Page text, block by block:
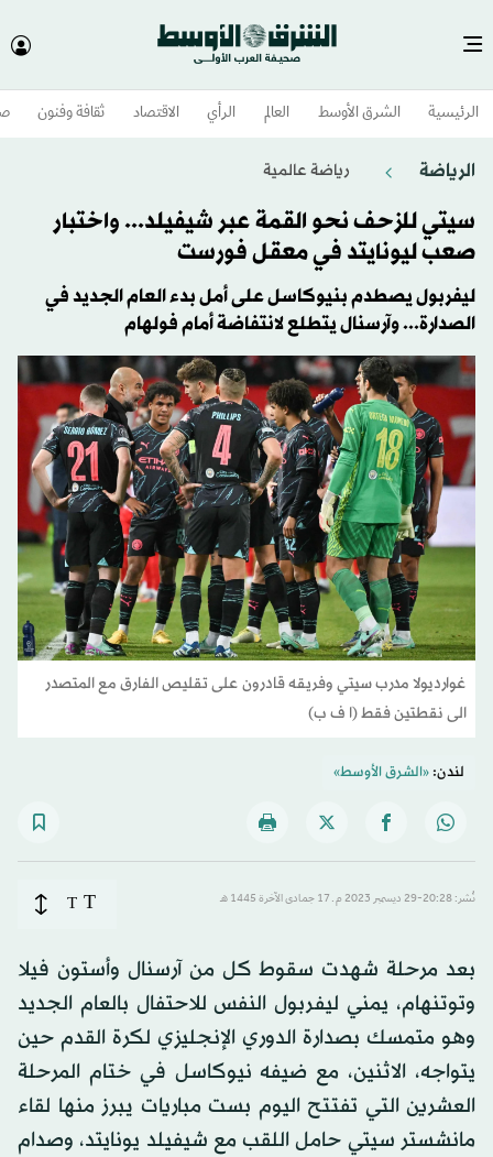
الرئيسية الشرق الأوسط​ العالم الرأي الاقتصاد ثقافة وفنون
الرياضة رياضة عالمية
سيتي للزحف نحو القمة عبر شيفيلد... واختبار
صعب ليونايتد في معقل فورست
ليفربول يصطدم بنيوكاسل على أمل بدء العام الجديد في
الصدارة... وآرسنال يتطلع لانتفاضة أمام فولهام
غوارديولا مدرب سيتي وفريقه قادرون على تقليص الفارق مع المتصدر
الى نقطتين فقط (ا ف ب)
لندن:«الشرق الأوسط»
نُشر: 20:28-29 ديسمبر 2023 م ـ 17 جمادى الآخرة 1445 هـ T
T
بعد مرحلة شهدت سقوط كل من آرسنال وأستون فيلا
وتوتنهام، يمني ليفربول النفس للاحتفال بالعام الجديد
وهو متمسك بصدارة الدوري الإنجليزي لكرة القدم حين
يتواجه، الاثنين، مع ضيفه نيوكاسل في ختام المرحلة
العشرين التي تفتتح اليوم بست مباريات يبرز منها لقاء
مانشستر سيتي حامل اللقب مع شيفيلد يونايتد، وصدام